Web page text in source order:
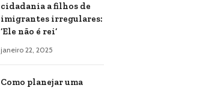
cidadania a filhos de
imigrantes irregulares:
‘Ele não é rei’
janeiro 22, 2025
Como planejar uma